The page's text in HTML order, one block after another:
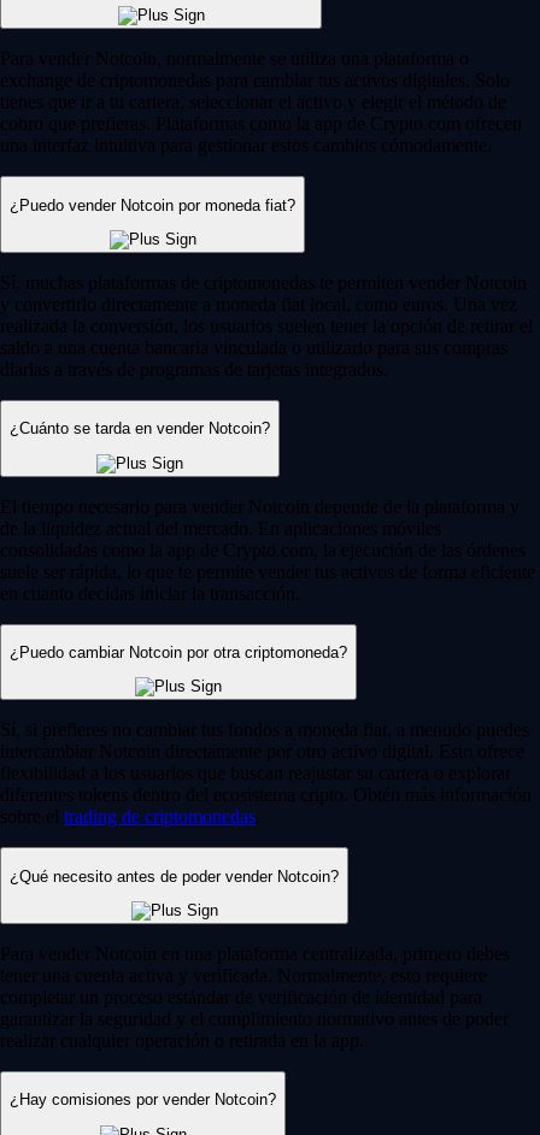
Para vender Notcoin, normalmente se utiliza una plataforma o
exchange de criptomonedas para cambiar tus activos digitales. Solo
tienes que ir a tu cartera, seleccionar el activo y elegir el método de
cobro que prefieras. Plataformas como la app de Crypto.com ofrecen
una interfaz intuitiva para gestionar estos cambios cómodamente.
¿Puedo vender Notcoin por moneda fiat?
Sí, muchas plataformas de criptomonedas te permiten vender Notcoin
y convertirlo directamente a moneda fiat local, como euros. Una vez
realizada la conversión, los usuarios suelen tener la opción de retirar el
saldo a una cuenta bancaria vinculada o utilizarlo para sus compras
diarias a través de programas de tarjetas integrados.
¿Cuánto se tarda en vender Notcoin?
El tiempo necesario para vender Notcoin depende de la plataforma y
de la liquidez actual del mercado. En aplicaciones móviles
consolidadas como la app de Crypto.com, la ejecución de las órdenes
suele ser rápida, lo que te permite vender tus activos de forma eficiente
en cuanto decidas iniciar la transacción.
¿Puedo cambiar Notcoin por otra criptomoneda?
Sí, si prefieres no cambiar tus fondos a moneda fiat, a menudo puedes
intercambiar Notcoin directamente por otro activo digital. Esto ofrece
flexibilidad a los usuarios que buscan reajustar su cartera o explorar
diferentes tokens dentro del ecosistema cripto. Obtén más información
sobre el trading de criptomonedas
¿Qué necesito antes de poder vender Notcoin?
Para vender Notcoin en una plataforma centralizada, primero debes
tener una cuenta activa y verificada. Normalmente, esto requiere
completar un proceso estándar de verificación de identidad para
garantizar la seguridad y el cumplimiento normativo antes de poder
realizar cualquier operación o retirada en la app.
¿Hay comisiones por vender Notcoin?